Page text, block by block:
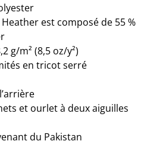
est composé de 55 %
g/m² (8,5 oz/y²)
en tricot serré
et ourlet à deux aiguilles
du Pakistan